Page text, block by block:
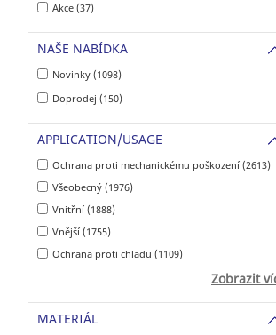
Akce (37)
NAŠE NABÍDKA
Novinky (1098)
Doprodej (150)
APPLICATION/USAGE
Ochrana proti mechanickému poškození (2613)
Všeobecný (1976)
Vnitřní (1888)
Vnější (1755)
Ochrana proti chladu (1109)
Zobrazit
MATERIÁL